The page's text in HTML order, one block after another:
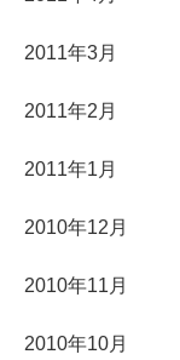
2011年3月
2011年2月
2011年1月
2010年12月
2010年11月
2010年10月